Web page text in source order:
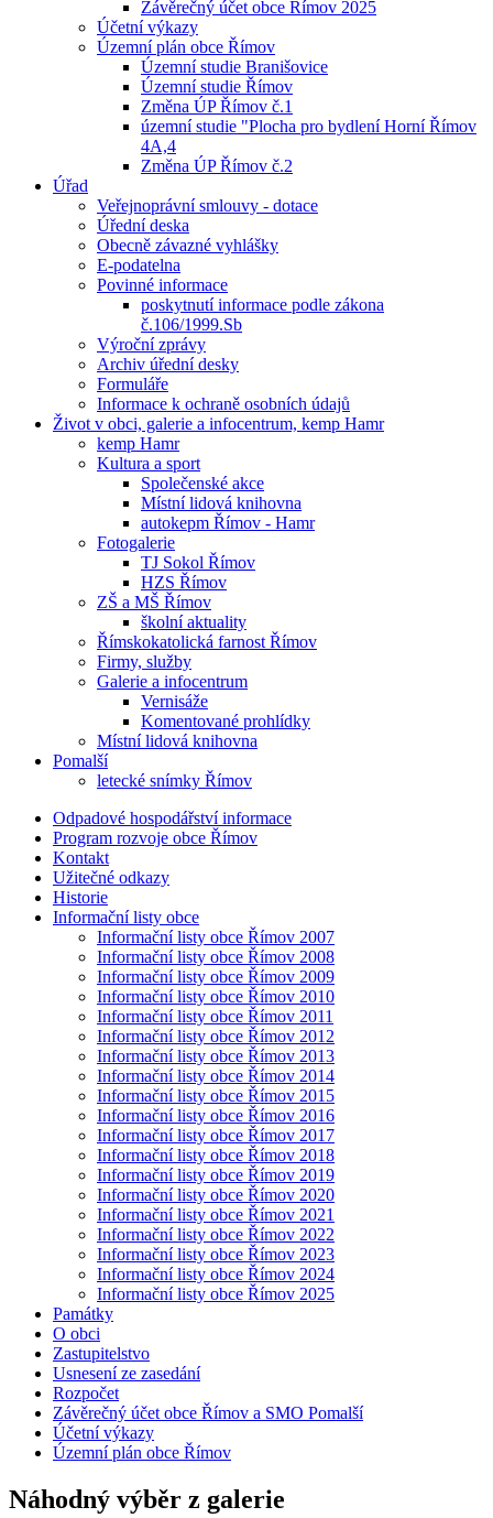
Závěrečný účet obce Římov 2025
Účetní výkazy
Územní plán obce Římov
Územní studie Branišovice
Územní studie Římov
Změna ÚP Římov č.1
územní studie "Plocha pro bydlení Horní Římov
4A,4
Změna ÚP Římov č.2
Úřad
Veřejnoprávní smlouvy - dotace
Úřední deska
Obecně závazné vyhlášky
E-podatelna
Povinné informace
poskytnutí informace podle zákona
č.106/1999.Sb
Výroční zprávy
Archiv úřední desky
Formuláře
Informace k ochraně osobních údajů
Život v obci, galerie a infocentrum, kemp Hamr
kemp Hamr
Kultura a sport
Společenské akce
Místní lidová knihovna
autokepm Římov - Hamr
Fotogalerie
TJ Sokol Římov
HZS Římov
ZŠ a MŠ Římov
školní aktuality
Římskokatolická farnost Římov
Firmy, služby
Galerie a infocentrum
Vernisáže
Komentované prohlídky
Místní lidová knihovna
Pomalší
letecké snímky Římov
Odpadové hospodářství informace
Program rozvoje obce Římov
Kontakt
Užitečné odkazy
Historie
Informační listy obce
Informační listy obce Římov 2007
Informační listy obce Římov 2008
Informační listy obce Římov 2009
Informační listy obce Římov 2010
Informační listy obce Římov 2011
Informační listy obce Římov 2012
Informační listy obce Římov 2013
Informační listy obce Římov 2014
Informační listy obce Římov 2015
Informační listy obce Římov 2016
Informační listy obce Římov 2017
Informační listy obce Římov 2018
Informační listy obce Římov 2019
Informační listy obce Římov 2020
Informační listy obce Římov 2021
Informační listy obce Římov 2022
Informační listy obce Římov 2023
Informační listy obce Římov 2024
Informační listy obce Římov 2025
Památky
O obci
Zastupitelstvo
Usnesení ze zasedání
Rozpočet
Závěrečný účet obce Římov a SMO Pomalší
Účetní výkazy
Územní plán obce Římov
Náhodný výběr z galerie